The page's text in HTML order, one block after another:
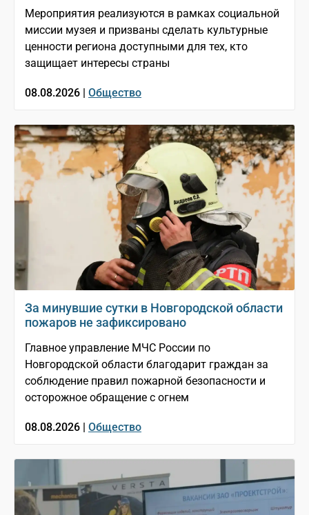
Мероприятия реализуются в рамках социальной
миссии музея и призваны сделать культурные
ценности региона доступными для тех, кто
защищает интересы страны
08.08.2026 | Общество
За минувшие сутки в Новгородской области
пожаров не зафиксировано
Главное управление МЧС России по
Новгородской области благодарит граждан за
соблюдение правил пожарной безопасности и
осторожное обращение с огнем
08.08.2026 | Общество